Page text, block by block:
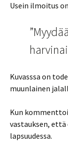
Usein ilmoitus
Kuvasssa on
muunlainen
Kun
vastauksen,
lapsuudessa.